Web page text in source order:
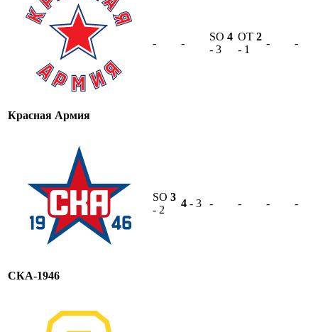
Красная Армия
- -
SO 4
- 3
OT 2
- 1
- -
СКА-1946
SO 3
- 2
4 - 3 - - - -